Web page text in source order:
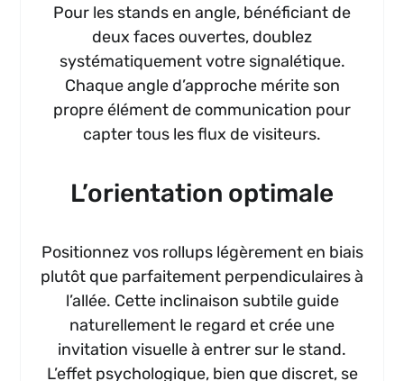
Pour les stands en angle, bénéficiant de
deux faces ouvertes, doublez
systématiquement votre signalétique.
Chaque angle d’approche mérite son
propre élément de communication pour
capter tous les flux de visiteurs.
L’orientation optimale
Positionnez vos rollups légèrement en biais
plutôt que parfaitement perpendiculaires à
l’allée. Cette inclinaison subtile guide
naturellement le regard et crée une
invitation visuelle à entrer sur le stand.
L’effet psychologique, bien que discret, se